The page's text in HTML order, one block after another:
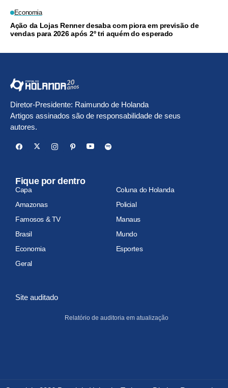
Economia
Ação da Lojas Renner desaba com piora em previsão de
vendas para 2026 após 2º tri aquém do esperado
Diretor-Presidente: Raimundo de Holanda
Artigos assinados são de responsabilidade de seus
autores.
Fique por dentro
Capa
Coluna do Holanda
Amazonas
Policial
Famosos & TV
Manaus
Brasil
Mundo
Economia
Esportes
Geral
Site auditado
Relatório de auditoria em atualização